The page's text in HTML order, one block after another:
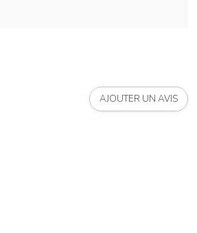
AJOUTER UN AVIS